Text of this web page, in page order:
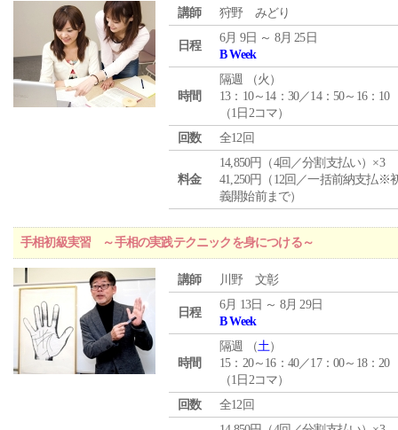
講師 狩野 みどり
日程
6月 9日 ～ 8月 25日
B Week
時間
隔週 （火 ）
13：10～14：30／14：50～16：10
（1日2コマ）
回数
全12回
料金
14,850円（4回／分割支払い）×3
41,250円（12回／一括前納支払※
義開始前まで）
手相初級実習 ～手相の実践テクニックを身につける～
講師 川野 文彰
日程
6月 13日 ～ 8月 29日
B Week
時間
隔週 （土）
15：20～16：40／17：00～18：20
（1日2コマ）
回数
全12回